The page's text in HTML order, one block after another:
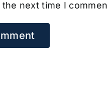
next time I